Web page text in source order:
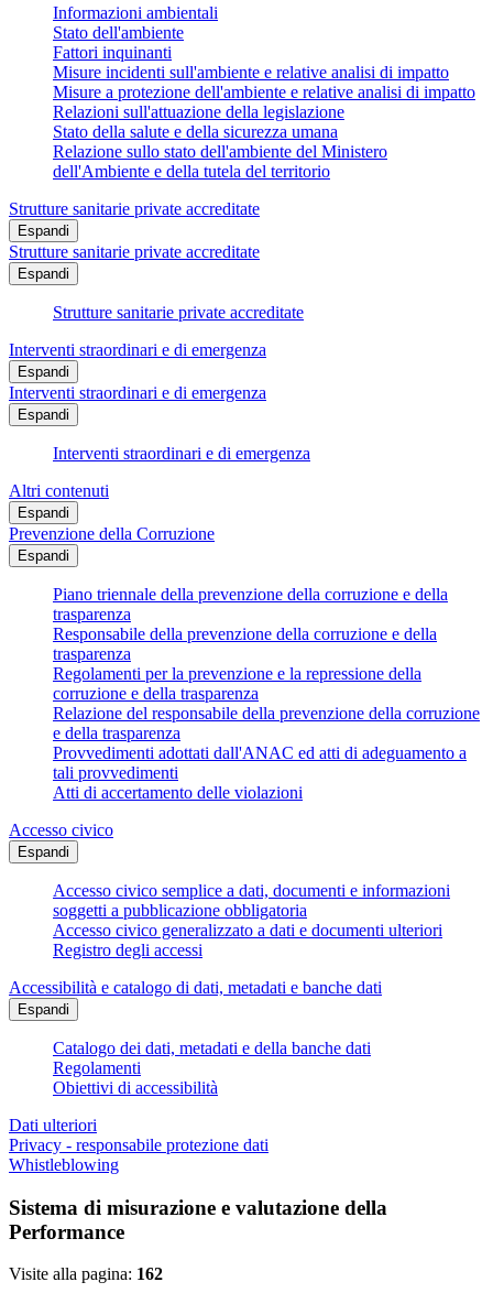
Informazioni ambientali
Stato dell'ambiente
Fattori inquinanti
Misure incidenti sull'ambiente e relative analisi di impatto
Misure a protezione dell'ambiente e relative analisi di impatto
Relazioni sull'attuazione della legislazione
Stato della salute e della sicurezza umana
Relazione sullo stato dell'ambiente del Ministero
dell'Ambiente e della tutela del territorio
Strutture sanitarie private accreditate
Espandi
Strutture sanitarie private accreditate
Espandi
Strutture sanitarie private accreditate
Interventi straordinari e di emergenza
Espandi
Interventi straordinari e di emergenza
Espandi
Interventi straordinari e di emergenza
Altri contenuti
Espandi
Prevenzione della Corruzione
Espandi
Piano triennale della prevenzione della corruzione e della
trasparenza
Responsabile della prevenzione della corruzione e della
trasparenza
Regolamenti per la prevenzione e la repressione della
corruzione e della trasparenza
Relazione del responsabile della prevenzione della corruzione
e della trasparenza
Provvedimenti adottati dall'ANAC ed atti di adeguamento a
tali provvedimenti
Atti di accertamento delle violazioni
Accesso civico
Espandi
Accesso civico semplice a dati, documenti e informazioni
soggetti a pubblicazione obbligatoria
Accesso civico generalizzato a dati e documenti ulteriori
Registro degli accessi
Accessibilità e catalogo di dati, metadati e banche dati
Espandi
Catalogo dei dati, metadati e della banche dati
Regolamenti
Obiettivi di accessibilità
Dati ulteriori
Privacy - responsabile protezione dati
Whistleblowing
Sistema di misurazione e valutazione della
Performance
Visite alla pagina: 162